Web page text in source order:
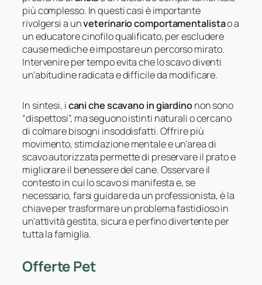
più complesso. In questi casi è importante
rivolgersi a unveterinario comportamentalistao a
un educatore cinofilo qualificato, per escludere
cause mediche e impostare un percorso mirato.
Intervenire per tempo evita che lo scavo diventi
un’abitudine radicata e difficile da modificare.
In sintesi, icani che scavano in giardinonon sono
“dispettosi”, ma seguono istinti naturali o cercano
di colmare bisogni insoddisfatti. Offrire più
movimento, stimolazione mentale e un’area di
scavo autorizzata permette di preservare il prato e
migliorare il benessere del cane. Osservare il
contesto in cui lo scavo si manifesta e, se
necessario, farsi guidare da un professionista, è la
chiave per trasformare un problema fastidioso in
un’attività gestita, sicura e perfino divertente per
tutta la famiglia.
Offerte Pet